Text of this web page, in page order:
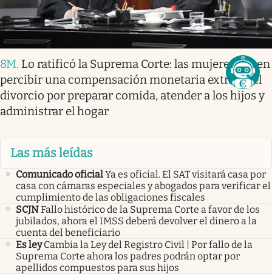
8M. Lo ratificó la Suprema Corte: las mujeres deben
percibir una compensación monetaria extra en el
divorcio por preparar comida, atender a los hijos y
administrar el hogar
Las más leídas
Comunicado oficialYa es oficial. El SAT visitará casa por
casa con cámaras especiales y abogados para verificar el
cumplimiento de las obligaciones fiscales
SCJNFallo histórico de la Suprema Corte a favor de los
jubilados, ahora el IMSS deberá devolver el dinero a la
cuenta del beneficiario
Es ley Cambia la Ley del Registro Civil | Por fallo de la
Suprema Corte ahora los padres podrán optar por
apellidos compuestos para sus hijos